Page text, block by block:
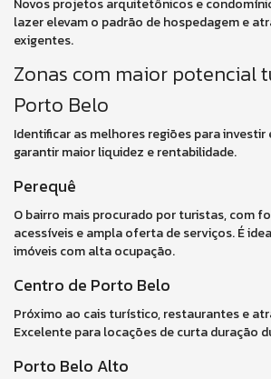
Novos projetos arquitetônicos e
lazer elevam o padrão de hospedagem e
exigentes.
Zonas com maior potencial
Porto Belo
Identificar as melhores regiões para investir
garantir maior liquidez e rentabilidade.
Perequê
O bairro mais procurado por turistas, com
acessíveis e ampla oferta de serviços. É
imóveis com alta ocupação.
Centro de Porto Belo
Próximo ao cais turístico, restaurantes e
Excelente para locações de curta duração
Porto Belo Alto